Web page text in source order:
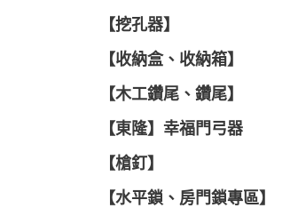
【挖孔器】
【收納盒、收納箱】
【木工鑽尾、鑽尾】
【東隆】幸福門弓器
【槍釘】
【水平鎖、房門鎖專區】